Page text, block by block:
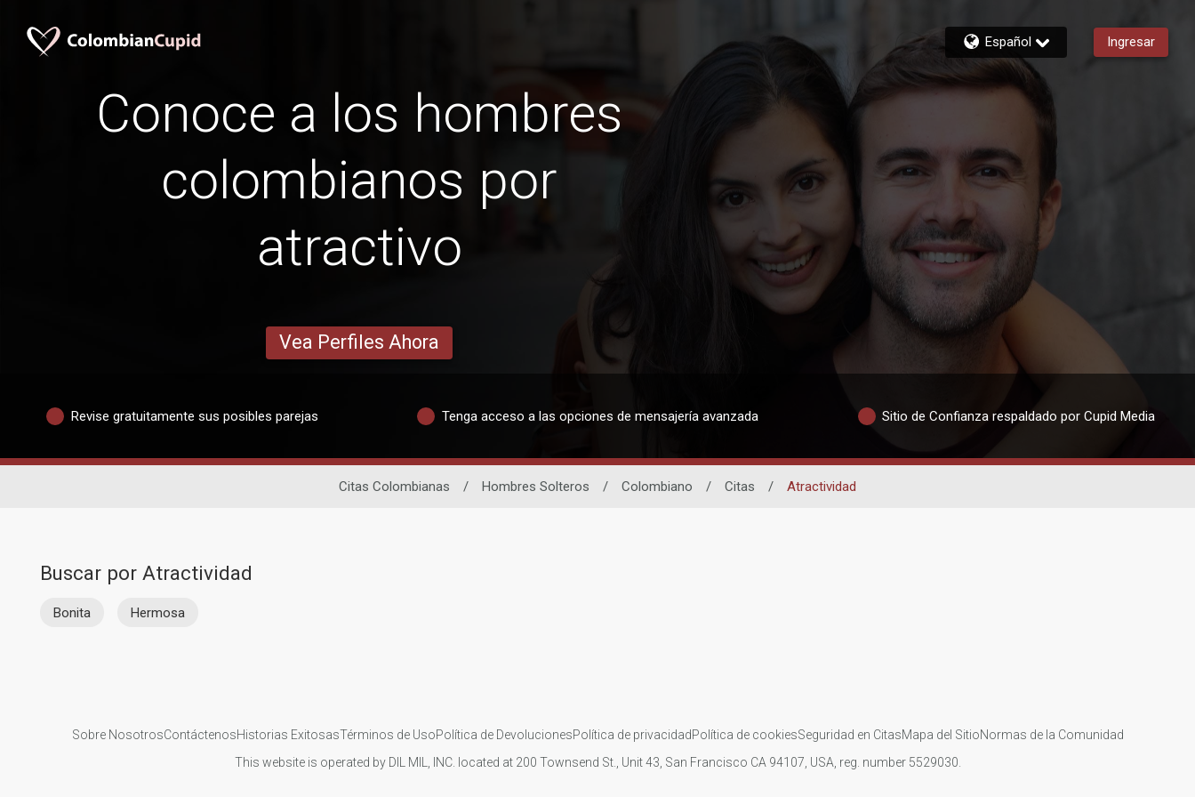
Español Ingresar
Conoce a los hombres
colombianos por
atractivo
Vea Perfiles Ahora
Revise gratuitamente sus posibles parejas Tenga acceso a las opciones de mensajería avanzada Sitio de Confianza respaldado por Cupid Media
Citas Colombianas / Hombres Solteros / Colombiano / Citas / Atractividad
Buscar por Atractividad
Bonita Hermosa
Sobre NosotrosContáctenosHistorias ExitosasTérminos de UsoPolítica de DevolucionesPolítica de privacidadPolítica de cookiesSeguridad en CitasMapa del SitioNormas de la Comunidad
This website is operated by DIL MIL, INC. located at 200 Townsend St., Unit 43, San Francisco CA 94107, USA, reg. number 5529030.